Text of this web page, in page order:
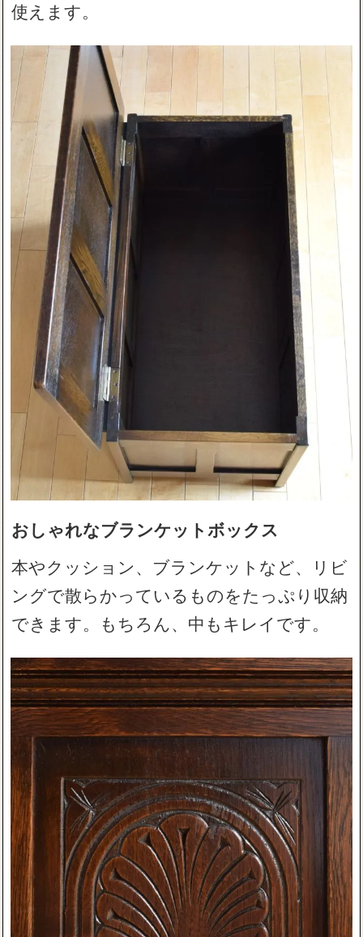
使えます。
おしゃれなブランケットボックス
本やクッション、ブランケットなど、リビ
ングで散らかっているものをたっぷり収納
できます。もちろん、中もキレイです。